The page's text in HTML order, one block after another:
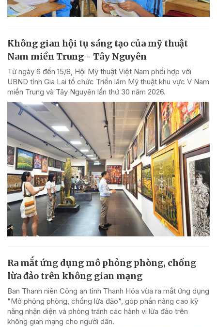
Không gian hội tụ sáng tạo của mỹ thuật
Nam miền Trung - Tây Nguyên
Từ ngày 6 đến 15/8, Hội Mỹ thuật Việt Nam phối hợp với
UBND tỉnh Gia Lai tổ chức Triển lãm Mỹ thuật khu vực V Nam
miền Trung và Tây Nguyên lần thứ 30 năm 2026.
Ra mắt ứng dụng mô phỏng phòng, chống
lừa đảo trên không gian mạng
Ban Thanh niên Công an tỉnh Thanh Hóa vừa ra mắt ứng dụng
"Mô phỏng phòng, chống lừa đảo", góp phần nâng cao kỹ
năng nhận diện và phòng tránh các hành vi lừa đảo trên
không gian mạng cho người dân.